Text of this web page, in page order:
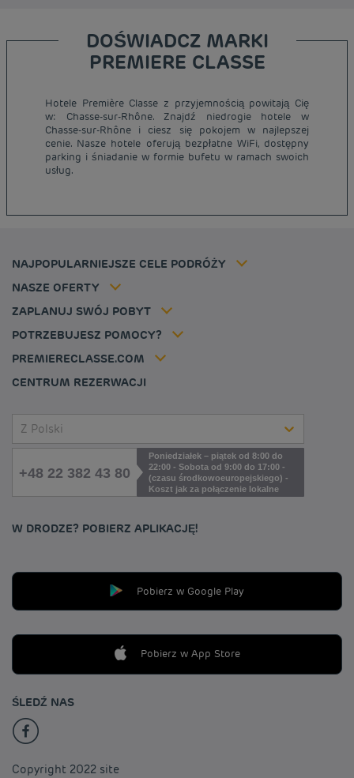
DOŚWIADCZ MARKI
PREMIERE CLASSE
Hotele Première Classe z przyjemnością powitają Cię
w: Chasse-sur-Rhône. Znajdź niedrogie hotele w
Chasse-sur-Rhône i ciesz się pokojem w najlepszej
cenie. Nasze hotele oferują bezpłatne WiFi, dostępny
parking i śniadanie w formie bufetu w ramach swoich
usług.
NAJPOPULARNIEJSZE CELE PODRÓŻY
Tanie hotele Paryż
Tanie hotele Warszawa
Tanie hotele Wrocław
Tanie hotele Polska
Tanie hotele Belgia
NASZE OFERTY
Stawka członkowska
ZAPLANUJ SWÓJ POBYT
POTRZEBUJESZ POMOCY?
PREMIERECLASSE.COM
Informacje prawne
Regulamin
Tax policy
Kariera
Louvre Hotels Group
CENTRUM REZERWACJI
Z Polski
+48 22 382 43 80
Poniedziałek – piątek od 8:00 do
22:00 - Sobota od 9:00 do 17:00 -
(czasu środkowoeuropejskiego) -
Koszt jak za połączenie lokalne
W DRODZE? POBIERZ APLIKACJĘ!
Pobierz w Google Play
Pobierz w App Store
ŚLEDŹ NAS
Copyright 2022 site